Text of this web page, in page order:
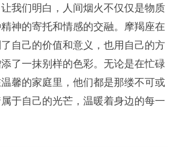
我们明白，人间烟火不仅仅是物质
神的寄托和情感的交融。摩羯座在
自己的价值和意义，也用自己的方
了一抹别样的色彩。无论是在忙碌
馨的家庭里，他们都是那缕不可或
于自己的光芒，温暖着身边的每一